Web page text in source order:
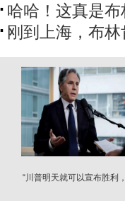
哈哈！这真是布
刚到上海，布
“川普明天就可以宣布胜利